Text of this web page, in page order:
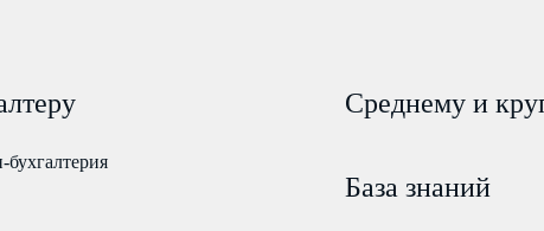
Среднему и
База знаний